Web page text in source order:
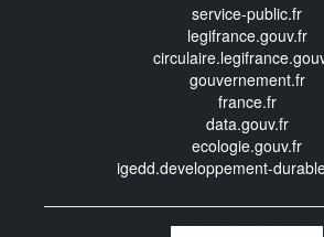
service-public.fr
legifrance.gouv.fr
gouvernement.fr
france.fr
data.gouv.fr
ecologie.gouv.fr
igedd.developpement-